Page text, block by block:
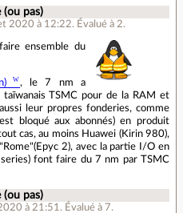
(ou pas)
2020 à 12:22. Évalué à 2.
ensemble du
, le 7 nm a
TSMC pour de la RAM et
leur propres fonderies, comme
bloqué aux abonnés) en produit
cas, au moins Huawei (Kirin 980),
2), avec la partie I/O en
font faire du 7 nm par TSMC
(ou pas)
à 21:51 . Évalué à 7.